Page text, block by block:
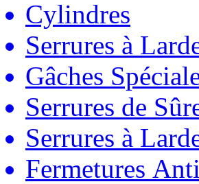
Cylindres
Serrures à
Gâches
Serrures de
Serrures à
Fermetures